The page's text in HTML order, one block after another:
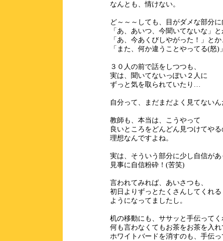
なんとも、情けない。
ど～～～しても、目がダメな部分
「あ、あいつ、今聞いてないな」
「あ、今あくびしやがった！」とか
「また、何か違うことやってる(怒)
３０人の前で話をしつつも、
実は、聞いてないっぽい２人に
ずっと気を取られていたり…
自分って、まだまだよく見てない
教師も、本当は、こうやって
良いところをどんどん見つけてやる
理想なんですよね。
実は、そういう部分に少し自信が
見事に自信粉砕！(苦笑)
言われてみれば、あいさつも、
初日よりずっとたくさんしてくれる
ようになってましたし。
机の移動にも、ササッと手伝ってく
何も言わなくてもお茶をお茶を入
ホワイトバードを消すのも、手伝